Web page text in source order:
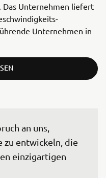
Unternehmen liefert
Unternehmen in
an uns,
zu entwickeln, die
einzigartigen